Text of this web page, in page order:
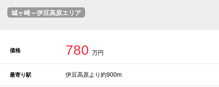
城ヶ崎～伊豆高原エリア
価格 780 万円
最寄り駅 伊豆高原より約900m